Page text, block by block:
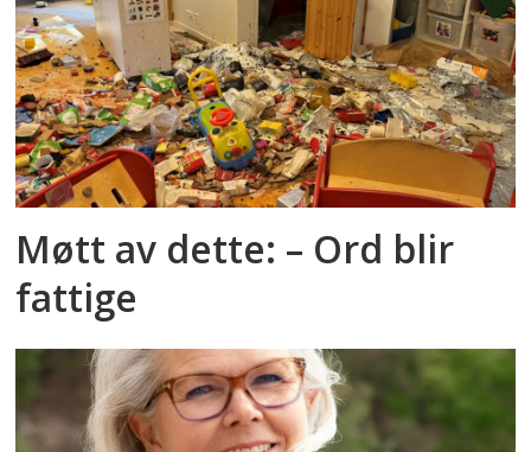
Møtt av dette: – Ord blir
fattige